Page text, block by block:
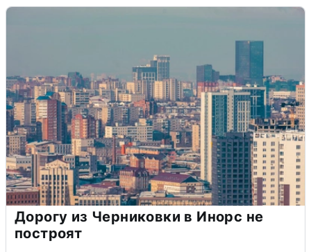
Дорогу из Черниковки в Инорс не
построят